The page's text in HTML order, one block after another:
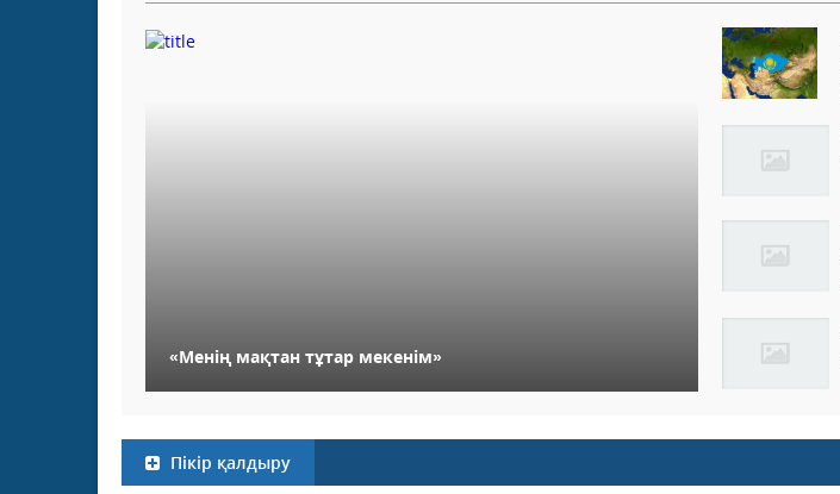
«Менің мақтан тұтар мекенім»
Пікір қалдыру